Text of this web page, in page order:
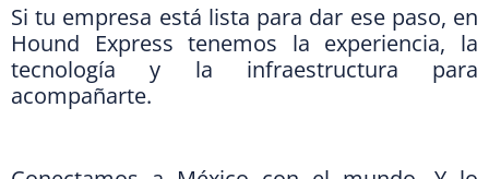
Si tu empresa está lista para dar ese paso, en
Hound Express tenemos la experiencia, la
tecnología y la infraestructura para
acompañarte.